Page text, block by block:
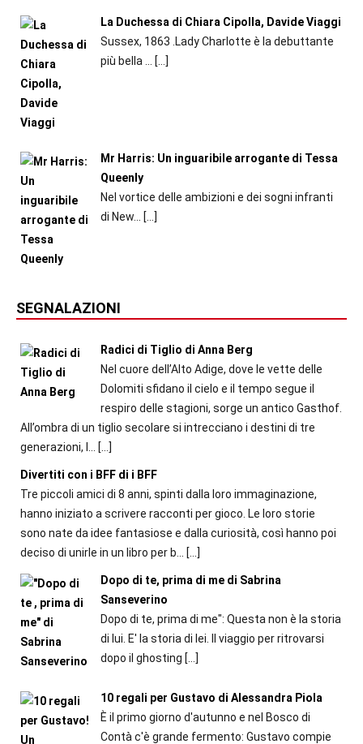
La Duchessa di Chiara Cipolla, Davide Viaggi
Sussex, 1863 .Lady Charlotte è la debuttante
più bella ...
[…]
Mr Harris: Un inguaribile arrogante di Tessa
Queenly
Nel vortice delle ambizioni e dei sogni infranti
di New... […]
SEGNALAZIONI
Radici di Tiglio di Anna Berg
Nel cuore dell’Alto Adige, dove le vette delle
Dolomiti sfidano il cielo e il tempo segue il
respiro delle stagioni, sorge un antico Gasthof.
All’ombra di un tiglio secolare si intrecciano i destini di tre
generazioni, l...
[…]
Divertiti con i BFF di i BFF
Tre piccoli amici di 8 anni, spinti dalla loro immaginazione,
hanno iniziato a scrivere racconti per gioco. Le loro storie
sono nate da idee fantasiose e dalla curiosità, così hanno poi
deciso di unirle in un libro per b...
[…]
Dopo di te, prima di me di Sabrina
Sanseverino
Dopo di te, prima di me": Questa non è la storia
di lui. E' la storia di lei. Il viaggio per ritrovarsi
dopo il ghosting […]
10 regali per Gustavo di Alessandra Piola
È il primo giorno d'autunno e nel Bosco di
Contà c'è grande fermento: Gustavo compie